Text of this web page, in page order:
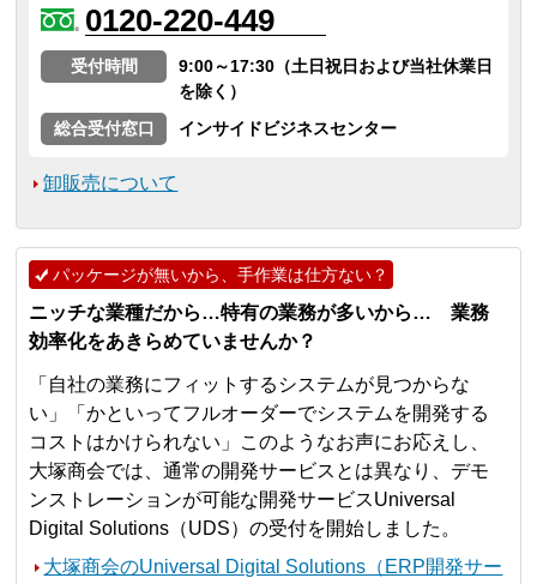
0120-220-449
受付時間
9:00～17:30（土日祝日および当社休業日
を除く）
総合受付窓口
インサイドビジネスセンター
卸販売について
パッケージが無いから、手作業は仕方ない？
ニッチな業種だから…特有の業務が多いから… 業務
効率化をあきらめていませんか？
「自社の業務にフィットするシステムが見つからな
い」「かといってフルオーダーでシステムを開発する
コストはかけられない」このようなお声にお応えし、
大塚商会では、通常の開発サービスとは異なり、デモ
ンストレーションが可能な開発サービスUniversal
Digital Solutions（UDS）の受付を開始しました。
大塚商会のUniversal Digital Solutions（ERP開発サー